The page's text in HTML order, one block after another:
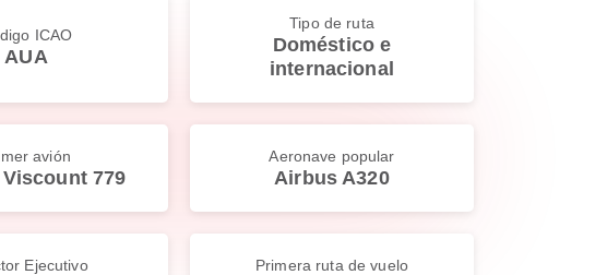
ICAO
AUA
Tipo de ruta
Doméstico e
internacional
avión
779
Aeronave popular
Airbus A320
Ejecutivo Primera ruta de vuelo